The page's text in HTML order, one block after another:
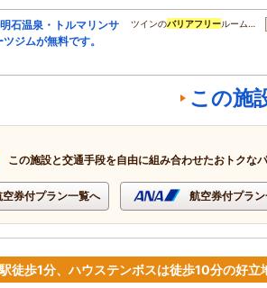
石温泉・トルマリンサ
ジムが無料です。
ツインのバリアフリールーム…
この施
この施設と交通手段を自由に組み合わせたおトクな
空券付プラン一覧へ 航空券付プラ
徒歩1分、ハウステンボスは徒歩10分の好立